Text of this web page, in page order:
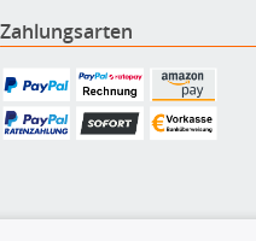
Zahlungsarten